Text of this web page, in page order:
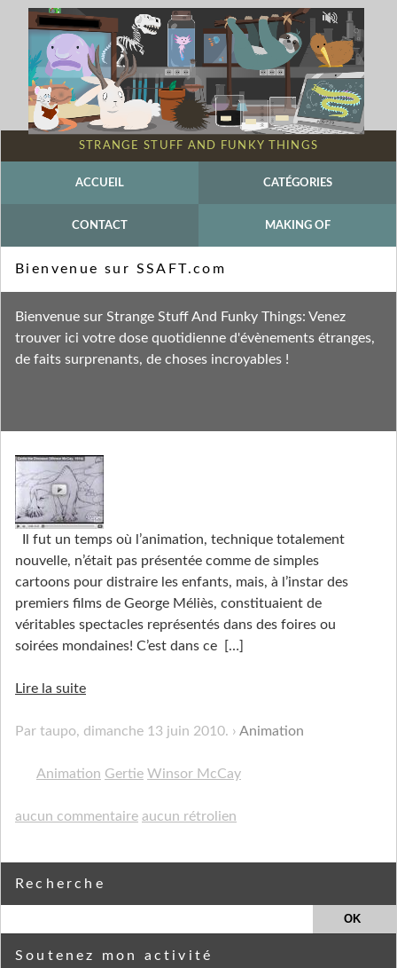
STRANGE STUFF AND FUNKY THINGS
ACCUEIL CATÉGORIES
CONTACT MAKING OF
Fil des commentaires
Il fut un temps où l’animation, technique totalement
nouvelle, n’était pas présentée comme de simples
cartoons pour distraire les enfants, mais, à l’instar des
premiers films de George Méliès, constituaient de
véritables spectacles représentés dans des foires ou
soirées mondaines! C’est dans ce
[…]
Lire la suite
Par taupo, dimanche 13 juin 2010. Animation
Animation Gertie Winsor McCay
aucun commentaire aucun rétrolien
Bienvenue sur SSAFT.com
Bienvenue sur Strange Stuff And Funky Things: Venez
trouver ici votre dose quotidienne d'évènements étranges,
de faits surprenants, de choses incroyables !
Recherche
Soutenez mon activité